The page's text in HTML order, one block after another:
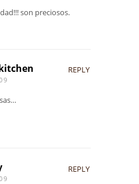
son preciosos.
REPLY
REPLY